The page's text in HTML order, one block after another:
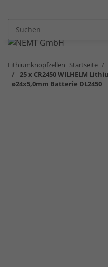
Lithiumknopfzellen Startseite
25 x CR2450 WILHELM
ø24x5,0mm Batterie DL2450